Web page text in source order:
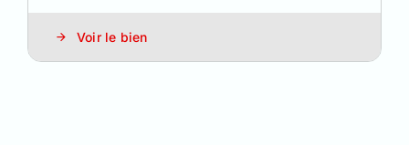
Voir le bien